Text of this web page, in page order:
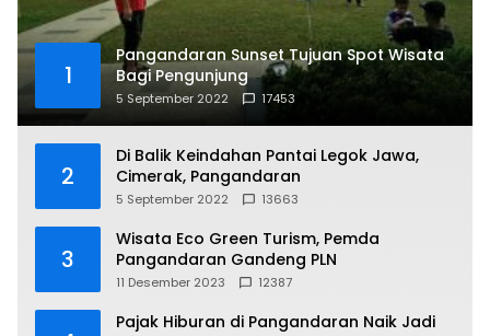
1
Pangandaran Sunset Tujuan Spot Wisata
Bagi Pengunjung
5 September 2022 17453
2
Di Balik Keindahan Pantai Legok Jawa,
Cimerak, Pangandaran
5 September 2022 13663
3
Wisata Eco Green Turism, Pemda
Pangandaran Gandeng PLN
11 Desember 2023 12387
Pajak Hiburan di Pangandaran Naik Jadi